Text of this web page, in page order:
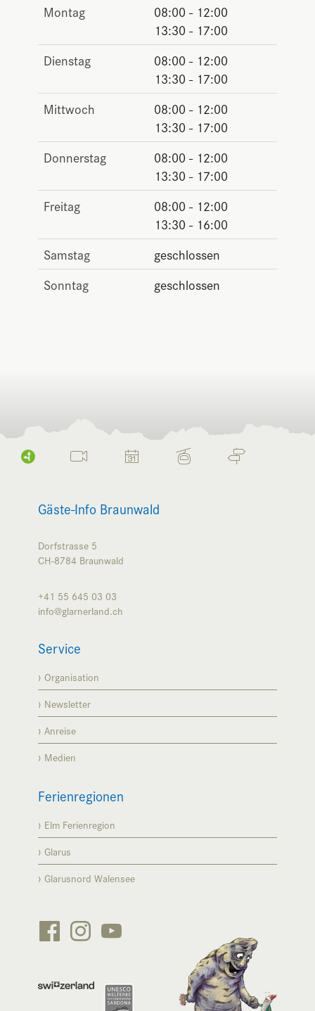
Montag
08:00 - 12:00
13:30 - 17:00
Dienstag
08:00 - 12:00
13:30 - 17:00
Mittwoch
08:00 - 12:00
13:30 - 17:00
Donnerstag
08:00 - 12:00
13:30 - 17:00
Freitag
08:00 - 12:00
13:30 - 16:00
Samstag
geschlossen
Sonntag
geschlossen
Gäste-Info Braunwald
Dorfstrasse 5
CH-8784 Braunwald
+41 55 645 03 03
info@glarnerland.ch
Service
Organisation
Newsletter
Anreise
Medien
Ferienregionen
Elm Ferienregion
Glarus
Glarusnord Walensee

 